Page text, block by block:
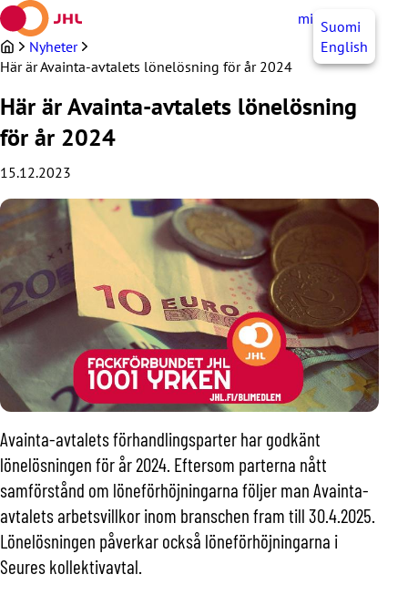
Hoppa
till
innehållet
mittJHL SV
Suomi
English
Nyheter
Här är Avainta-avtalets lönelösning för år 2024
Här är Avainta-avtalets lönelösning
för år 2024
15.12.2023
Avainta-avtalets förhandlingsparter har godkänt
lönelösningen för år 2024. Eftersom parterna nått
samförstånd om löneförhöjningarna följer man Avainta-
avtalets arbetsvillkor inom branschen fram till 30.4.2025.
Lönelösningen påverkar också löneförhöjningarna i
Seures kollektivavtal.